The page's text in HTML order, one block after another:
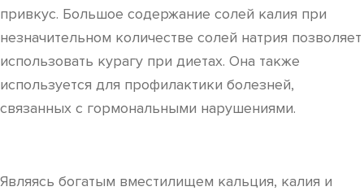
привкус. Большое содержание солей калия при
незначительном количестве солей натрия позволяет
использовать курагу при диетах. Она также
используется для профилактики болезней,
связанных с гормональными нарушениями.
Являясь богатым вместилищем кальция, калия и